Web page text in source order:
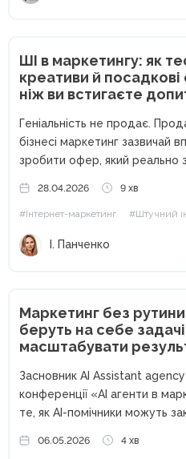
ШІ в маркетингу: як
креативи й
ніж ви встигаєте
Геніальність не продає. Продає
бізнесі маркетинг зазвичай
зробити офер, який реально
28.04.2026 9 хв
#Інтернет-маркетинг #Штучний
І. Панченко
Маркетинг без
беруть на себе
масштабувати
Засновник AI Assistant
конференції «AI агенти в
те, як AI-помічники можуть
створення контенту та
06.05.2026 4 хв